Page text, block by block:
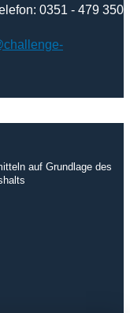
0351 - 479 350
auf Grundlage des